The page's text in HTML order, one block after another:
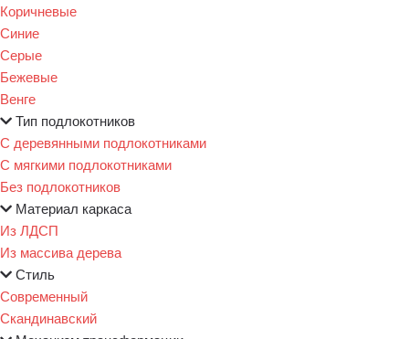
Коричневые
Синие
Серые
Бежевые
Венге
Тип подлокотников
С деревянными подлокотниками
С мягкими подлокотниками
Без подлокотников
Материал каркаса
Из ЛДСП
Из массива дерева
Стиль
Современный
Скандинавский